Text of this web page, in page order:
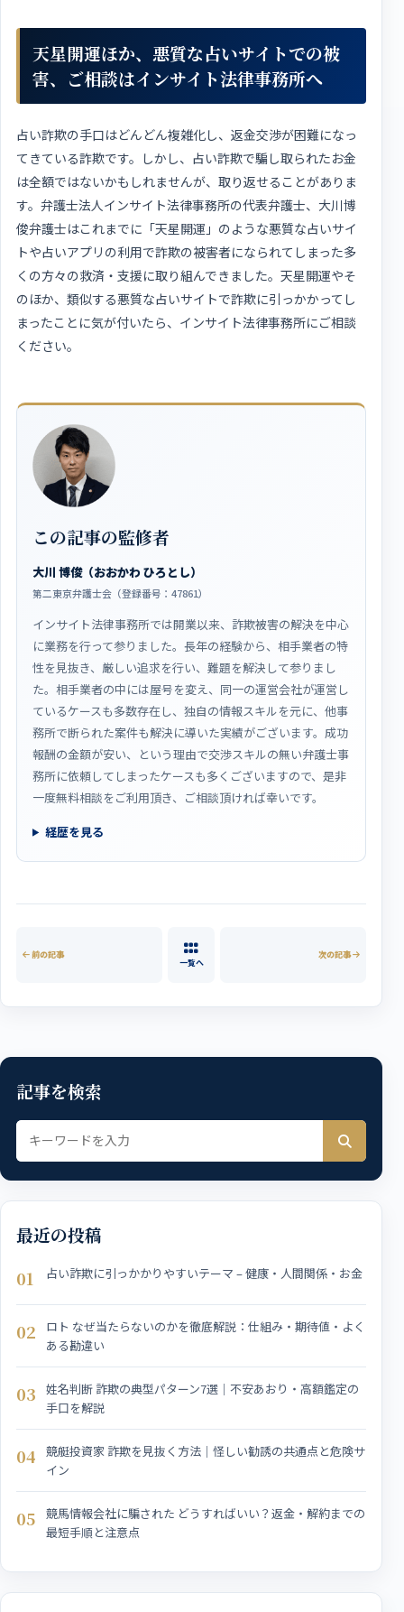
天星開運ほか、悪質な占いサイトでの被
害、ご相談はインサイト法律事務所へ
占い詐欺の手口はどんどん複雑化し、返金交渉が困難になっ
てきている詐欺です。しかし、占い詐欺で騙し取られたお金
は全額ではないかもしれませんが、取り返せることがありま
す。弁護士法人インサイト法律事務所の代表弁護士、大川博
俊弁護士はこれまでに「天星開運」のような悪質な占いサイ
トや占いアプリの利用で詐欺の被害者になられてしまった多
くの方々の救済・支援に取り組んできました。天星開運やそ
のほか、類似する悪質な占いサイトで詐欺に引っかかってし
まったことに気が付いたら、インサイト法律事務所にご相談
ください。
この記事の監修者
大川 博俊（おおかわ ひろとし）
第二東京弁護士会（登録番号：47861）
インサイト法律事務所では開業以来、詐欺被害の解決を中心
に業務を行って参りました。長年の経験から、相手業者の特
性を見抜き、厳しい追求を行い、難題を解決して参りまし
た。相手業者の中には屋号を変え、同一の運営会社が運営し
ているケースも多数存在し、独自の情報スキルを元に、他事
務所で断られた案件も解決に導いた実績がございます。成功
報酬の金額が安い、という理由で交渉スキルの無い弁護士事
務所に依頼してしまったケースも多くございますので、是非
一度無料相談をご利用頂き、ご相談頂ければ幸いです。
経歴を見る
前の記事
一覧へ
次の記事
記事を検索
記事を検索
最近の投稿
01 占い詐欺に引っかかりやすいテーマ – 健康・人間関係・お金
02
ロト なぜ当たらないのかを徹底解説：仕組み・期待値・よく
ある勘違い
03
姓名判断 詐欺の典型パターン7選｜不安あおり・高額鑑定の
手口を解説
04
競艇投資家 詐欺を見抜く方法｜怪しい勧誘の共通点と危険サ
イン
05
競馬情報会社に騙された どうすればいい？返金・解約までの
最短手順と注意点